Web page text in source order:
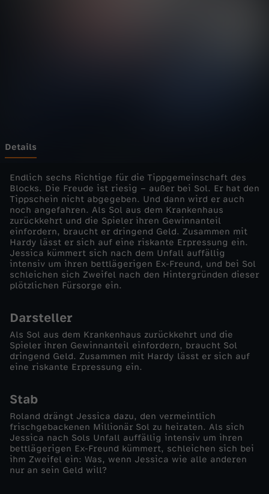
L
o
t
t
o
k
i
n
Details
Endlich sechs Richtige für die Tippgemeinschaft des
Blocks. Die Freude ist riesig – außer bei Sol. Er hat den
Tippschein nicht abgegeben. Und dann wird er auch
noch angefahren. Als Sol aus dem Krankenhaus
zurückkehrt und die Spieler ihren Gewinnanteil
einfordern, braucht er dringend Geld. Zusammen mit
Hardy lässt er sich auf eine riskante Erpressung ein.
Jessica kümmert sich nach dem Unfall auffällig
intensiv um ihren bettlägerigen Ex-Freund, und bei Sol
schleichen sich Zweifel nach den Hintergründen dieser
plötzlichen Fürsorge ein.
Darsteller
Als Sol aus dem Krankenhaus zurückkehrt und die
Spieler ihren Gewinnanteil einfordern, braucht Sol
dringend Geld. Zusammen mit Hardy lässt er sich auf
eine riskante Erpressung ein.
Stab
Roland drängt Jessica dazu, den vermeintlich
frischgebackenen Millionär Sol zu heiraten. Als sich
Jessica nach Sols Unfall auffällig intensiv um ihren
bettlägerigen Ex-Freund kümmert, schleichen sich bei
ihm Zweifel ein: Was, wenn Jessica wie alle anderen
nur an sein Geld will?